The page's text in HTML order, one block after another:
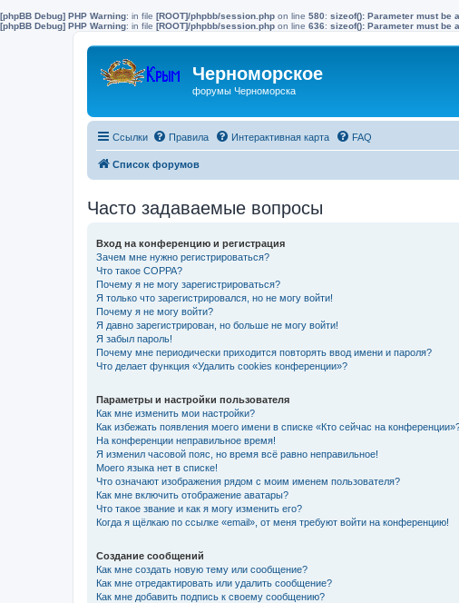
[phpBB Debug] PHP Warning: in file [ROOT]/phpbb/session.php on line 580: sizeof(): Parameter must be
[phpBB Debug] PHP Warning: in file [ROOT]/phpbb/session.php on line 636: sizeof(): Parameter must be
Черноморское
форумы Черноморска
Ссылки Правила Интерактивная карта FAQ
Список форумов
Часто задаваемые вопросы
Вход на конференцию и регистрация
Зачем мне нужно регистрироваться?
Что такое COPPA?
Почему я не могу зарегистрироваться?
Я только что зарегистрировался, но не могу войти!
Почему я не могу войти?
Я давно зарегистрирован, но больше не могу войти!
Я забыл пароль!
Почему мне периодически приходится повторять ввод имени и пароля?
Что делает функция «Удалить cookies конференции»?
Параметры и настройки пользователя
Как мне изменить мои настройки?
Как избежать появления моего имени в списке «Кто сейчас на
На конференции неправильное время!
Я изменил часовой пояс, но время всё равно неправильное!
Моего языка нет в списке!
Что означают изображения рядом с моим именем пользователя?
Как мне включить отображение аватары?
Что такое звание и как я могу изменить его?
Когда я щёлкаю по ссылке «email», от меня требуют войти на конференцию!
Создание сообщений
Как мне создать новую тему или сообщение?
Как мне отредактировать или удалить сообщение?
Как мне добавить подпись к своему сообщению?